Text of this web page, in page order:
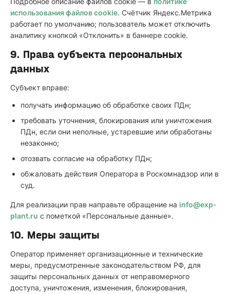
использования файлов cookie. Счётчик Яндекс.Метрика
работает по умолчанию; пользователь может отключить
аналитику кнопкой «Отклонить» в баннере cookie.
9. Права субъекта персональных
данных
Субъект вправе:
получать информацию об обработке своих ПДн;
требовать уточнения, блокирования или уничтожения
ПДн, если они неполные, устаревшие или обработаны
незаконно;
отозвать согласие на обработку ПДн;
обжаловать действия Оператора в Роскомнадзор или в
суд.
Для реализации прав направьте обращение на info@exp-
plant.ru с пометкой «Персональные данные».
10. Меры защиты
Оператор применяет организационные и технические
меры, предусмотренные законодательством РФ, для
защиты персональных данных от неправомерного
доступа, уничтожения, изменения, блокирования,